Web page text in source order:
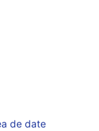
de date